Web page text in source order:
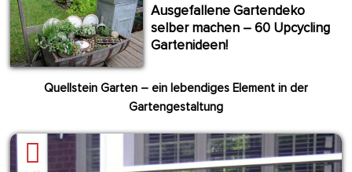
Ausgefallene Gartendeko
selber machen – 60 Upcycling
Gartenideen!
Quellstein Garten – ein lebendiges Element in der
Gartengestaltung